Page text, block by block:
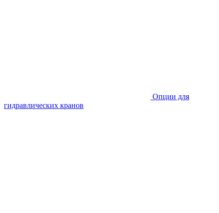
Опции для
гидравлических кранов